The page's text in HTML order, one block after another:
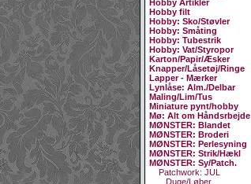
Hobby Artikler
Hobby filt
Hobby: Sko/Støvler
Hobby: Småting
Hobby: Tubestrik
Hobby: Vat/Styropor
Karton/Papir/Æsker
Knapper/Låsetøj/Ringe
Lapper - Mærker
Lynlåse: Alm./Delbar
Maling/Lim/Tus
Miniature pynt/hobby
Mø: Alt om Håndsrbejde
MØNSTER: Blandet
MØNSTER: Broderi
MØNSTER: Perlesyning
MØNSTER: Strik/Hækl
MØNSTER: Sy/Patch.
Patchwork: JUL
Duge/Løber